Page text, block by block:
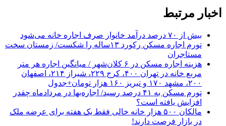
اخبار مرتبط
بیش از ۷۰ درصد درآمد خانوار صرف اجاره خانه می‌شود
تورم اجاره مسکن رکورد ۱۳‌ساله را شکست/ زمستان سخت
مستاجران
هزینه اجاره مسکن در ۶ کلان‌شهر / میانگین اجاره هر متر
مربع خانه در تهران ۴۰۰، کرج ۲۲۹، شیراز ۲۱۴، اصفهان
۲۰۰، مشهد ۱۷۰ و تبریز ۱۶۰ هزار تومان+جدول
تورم مسکن به ۴۱ درصد رسید/ اجاره‌بها در مردادماه چقدر
افزایش یافته است؟
مالکان ۵۰۰ هزار خانه خالی فقط یک هفته برای عرضه ملک
در بازار فرصت دارند!